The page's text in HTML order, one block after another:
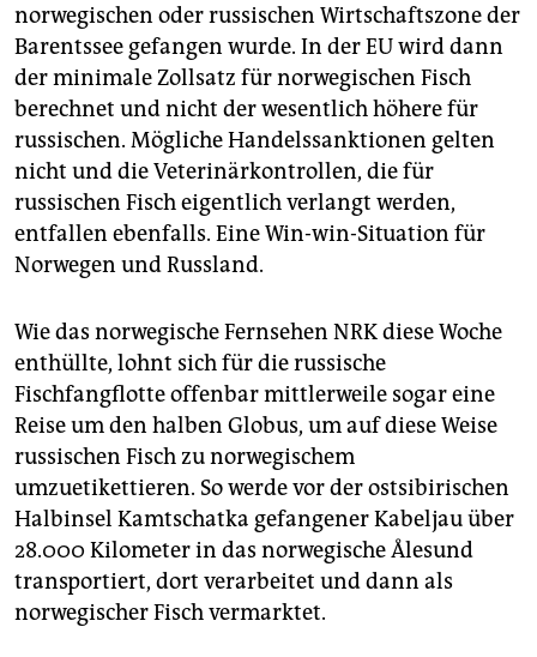
norwegischen oder russischen Wirtschaftszone der
Barentssee gefangen wurde. In der EU wird dann
der minimale Zollsatz für norwegischen Fisch
berechnet und nicht der wesentlich höhere für
russischen. Mögliche Handelssanktionen gelten
nicht und die Veterinärkon­trol­len, die für
russischen Fisch eigentlich verlangt werden,
entfallen ebenfalls. Eine Win-win-Situation für
Norwegen und Russland.
Wie das norwegische Fernsehen NRK diese Woche
enthüllte, lohnt sich für die russische
Fischfangflotte offenbar mittlerweile sogar eine
Reise um den halben Globus, um auf diese Weise
russischen Fisch zu norwegischem
umzuetikettieren. So werde vor der ostsibirischen
Halbinsel Kamtschatka gefangener Kabeljau über
28.000 Kilometer in das norwegische Ålesund
transportiert, dort verarbeitet und dann als
norwegischer Fisch vermarktet.